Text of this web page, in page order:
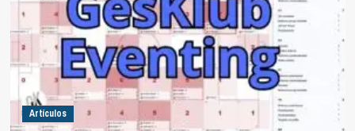
Artículos